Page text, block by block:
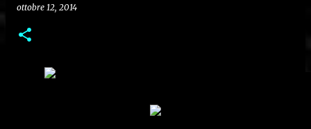
ottobre 12, 2014